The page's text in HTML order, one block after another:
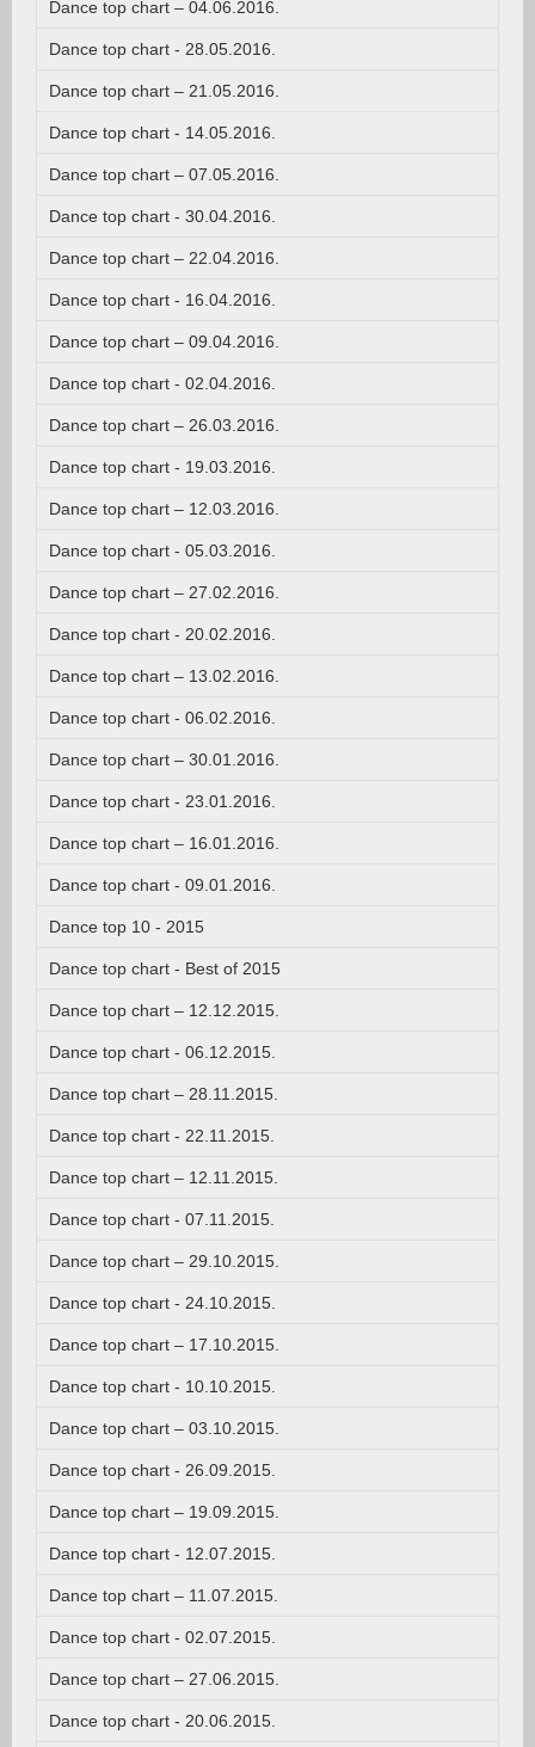
Dance top chart – 04.06.2016.
Dance top chart - 28.05.2016.
Dance top chart – 21.05.2016.
Dance top chart - 14.05.2016.
Dance top chart – 07.05.2016.
Dance top chart - 30.04.2016.
Dance top chart – 22.04.2016.
Dance top chart - 16.04.2016.
Dance top chart – 09.04.2016.
Dance top chart - 02.04.2016.
Dance top chart – 26.03.2016.
Dance top chart - 19.03.2016.
Dance top chart – 12.03.2016.
Dance top chart - 05.03.2016.
Dance top chart – 27.02.2016.
Dance top chart - 20.02.2016.
Dance top chart – 13.02.2016.
Dance top chart - 06.02.2016.
Dance top chart – 30.01.2016.
Dance top chart - 23.01.2016.
Dance top chart – 16.01.2016.
Dance top chart - 09.01.2016.
Dance top 10 - 2015
Dance top chart - Best of 2015
Dance top chart – 12.12.2015.
Dance top chart - 06.12.2015.
Dance top chart – 28.11.2015.
Dance top chart - 22.11.2015.
Dance top chart – 12.11.2015.
Dance top chart - 07.11.2015.
Dance top chart – 29.10.2015.
Dance top chart - 24.10.2015.
Dance top chart – 17.10.2015.
Dance top chart - 10.10.2015.
Dance top chart – 03.10.2015.
Dance top chart - 26.09.2015.
Dance top chart – 19.09.2015.
Dance top chart - 12.07.2015.
Dance top chart – 11.07.2015.
Dance top chart - 02.07.2015.
Dance top chart – 27.06.2015.
Dance top chart - 20.06.2015.